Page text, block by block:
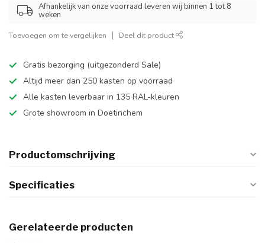
Afhankelijk van onze voorraad leveren wij binnen 1 tot 8
weken
Toevoegen om te vergelijken Deel dit product
Gratis bezorging (uitgezonderd Sale)
Altijd meer dan 250 kasten op voorraad
Alle kasten leverbaar in 135 RAL-kleuren
Grote showroom in Doetinchem
Productomschrijving
Specificaties
Gerelateerde producten